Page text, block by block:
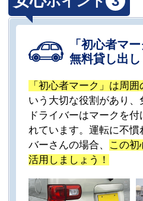
「初心者マ
無料貸し出し
「初心者マーク」は周
いう大切な役割があり
ドライバーはマークを
れています。運転に不慣
バーさんの場合、 この初
活用しましょう！